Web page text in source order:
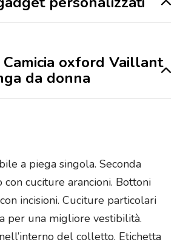
Camicia oxford Vaillant
da donna
a piega singola. Seconda
con cuciture arancioni. Bottoni
incisioni. Cuciture particolari
per una migliore vestibilità.
del colletto. Etichetta